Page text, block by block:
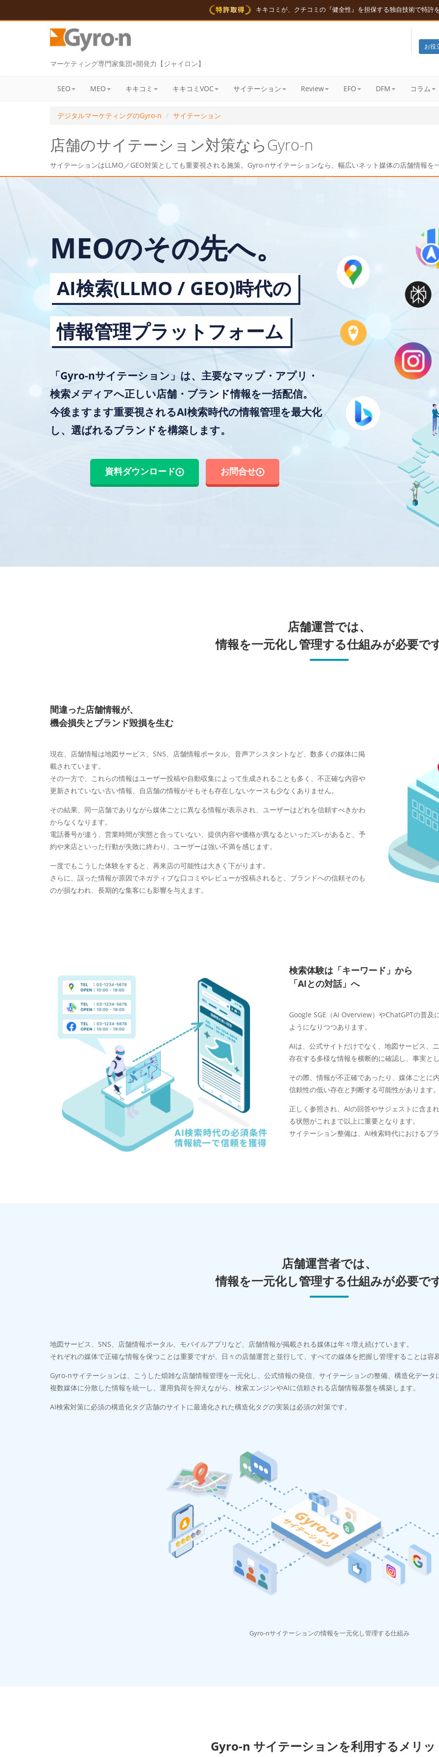
キキコミが、クチコミの『健全性』を担保する独自技術で特許
お役
マーケティング専門家集団×開発力【ジャイロン】
SEO MEO キキコミ キキコミVOC サイテーション Review EFO DFM コラム
デジタルマーケティングのGyro-n サイテーション
店舗のサイテーション対策ならGyro-n
サイテーションはLLMO／GEO対策としても重要視される施策。Gyro-nサイテーションなら、幅広いネット媒体の店舗情報を
MEOのその先へ。
AI検索(LLMO / GEO)時代の
情報管理プラットフォーム
「Gyro-nサイテーション」は、主要なマップ・アプリ・
検索メディアへ正しい店舗・ブランド情報を一括配信。
今後ますます重要視されるAI検索時代の情報管理を最大化
し、選ばれるブランドを構築します。
資料ダウンロード お問合せ
店舗運営では、
情報を一元化し管理する仕組みが必要で
間違った店舗情報が、
機会損失とブランド毀損を生む
現在、店舗情報は地図サービス、SNS、店舗情報ポータル、音声アシスタントなど、数多くの媒体に掲
載されています。
その一方で、これらの情報はユーザー投稿や自動収集によって生成されることも多く、不正確な内容や
更新されていない古い情報、自店舗の情報がそもそも存在しないケースも少なくありません。
その結果、同一店舗でありながら媒体ごとに異なる情報が表示され、ユーザーはどれを信頼すべきかわ
からなくなります。
電話番号が違う、営業時間が実態と合っていない、提供内容や価格が異なるといったズレがあると、予
約や来店といった行動が失敗に終わり、ユーザーは強い不満を感じます。
一度でもこうした体験をすると、再来店の可能性は大きく下がります。
さらに、誤った情報が原因でネガティブな口コミやレビューが投稿されると、ブランドへの信頼そのも
のが損なわれ、長期的な集客にも影響を与えます。
検索体験は「キーワード」から
「AIとの対話」へ
Google SGE（AI Overview）やChatGPTの普
ようになりつつあります。
AIは、公式サイトだけでなく、地図サービス、
存在する多様な情報を横断的に確認し、事実と
その際、情報が不正確であったり、媒体ごとに
信頼性の低い存在と判断する可能性があります
正しく参照され、AIの回答やサジェストに含ま
る状態がこれまで以上に重要となります。
サイテーション整備は、AI検索時代におけるブ
店舗運営者では、
情報を一元化し管理する仕組みが必要で
地図サービス、SNS、店舗情報ポータル、モバイルアプリなど、店舗情報が掲載される媒体は年々増え続けています。
それぞれの媒体で正確な情報を保つことは重要ですが、日々の店舗運営と並行して、すべての媒体を把握し管理することは容
Gyro-nサイテーションは、こうした煩雑な店舗情報管理を一元化し、公式情報の発信、サイテーションの整備、構造化デー
複数媒体に分散した情報を統一し、運用負荷を抑えながら、検索エンジンやAIに信頼される店舗情報基盤を構築します。
AI検索対策に必須の構造化タグ店舗のサイトに最適化された構造化タグの実装は必須の対策です。
Gyro-nサイテーションの情報を一元化し管理する仕組み
Gyro-n サイテーションを利用するメリッ